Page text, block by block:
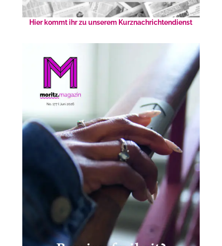
Hier kommt ihr zu unserem Kurznachrichtendienst